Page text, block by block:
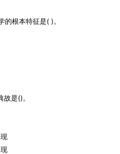
的根本特征是( )。
是()。